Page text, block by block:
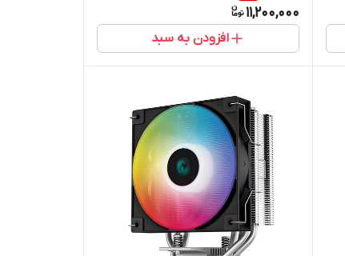
11,200,000
افزودن به سبد